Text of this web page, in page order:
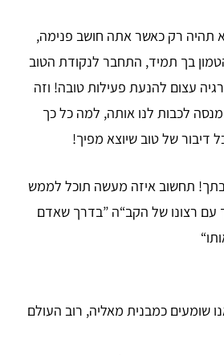
רק כאשר אתה חושב פנימה,
בך תמיד, התחבר לנקודת הטוב
עצום להנעת פעילות טובה! וזה
לכבות לנו אותה, למה כל כך
של טוב שיוצא מפיך!
תחשוב איזה מעשה תוכל לממש
עם רצונו של הקב“ה ”בדרך שאדם
שומעים כמבנית מאליה, רוב העולם